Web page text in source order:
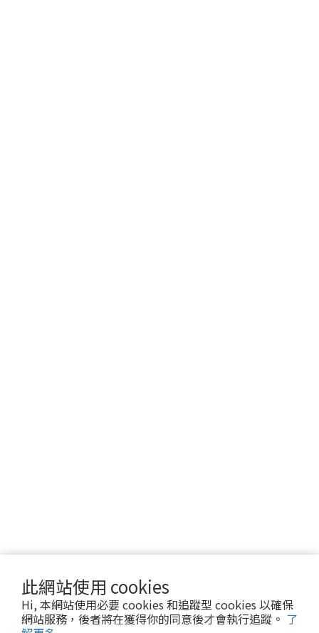
此網站使用 cookies
Hi, 本網站使用必要 cookies 和追蹤型 cookies 以確保
網站服務，後者將在獲得你的同意後才會執行追蹤。 了